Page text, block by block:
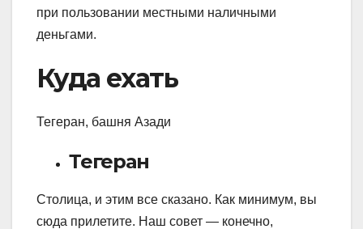
при пользовании местными наличными
деньгами.
Куда ехать
Тегеран, башня Азади
Тегеран
Столица, и этим все сказано. Как минимум, вы
сюда прилетите. Наш совет — конечно,